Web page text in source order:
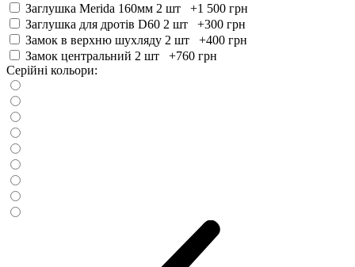
Заглушка Merida 160мм 2 шт +1 500 грн
Заглушка для дротів D60 2 шт +300 грн
Замок в верхню шухляду 2 шт +400 грн
Замок центральний 2 шт +760 грн
Серійні кольори: